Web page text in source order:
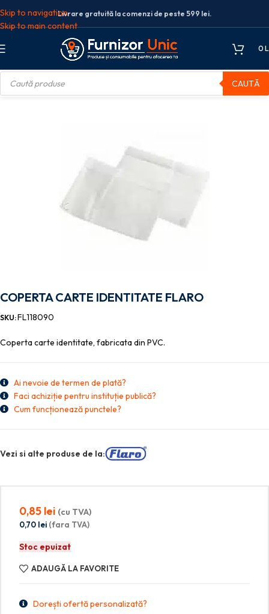
Skip to navigation
Skip to main content
Livrare gratuită la comenzi de peste 599 lei.
0
CAUTĂ
articole organizare arhivare
COPERTA CARTE IDENTITATE FLARO
SKU:FL118090
Coperta carte identitate, fabricata din PVC.
Ai nevoie de termen de plată?
Faci achiziție pentru instituție publică?
Cum funcționează punctele?
Vezi si alte produse de la:
0,85 lei (cu TVA)
0,70 lei (fara TVA)
Stoc epuizat
ADAUGĂ LA FAVORITE
Dorești ofertă personalizată?